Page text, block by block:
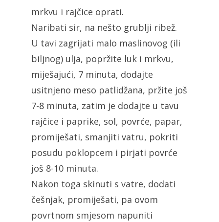
mrkvu i rajčice oprati.
Naribati sir, na nešto grublji ribež.
U tavi zagrijati malo maslinovog (ili
biljnog) ulja, popržite luk i mrkvu,
miješajući, 7 minuta, dodajte
usitnjeno meso patlidžana, pržite još
7-8 minuta, zatim je dodajte u tavu
rajčice i paprike, sol, povrće, papar,
promiješati, smanjiti vatru, pokriti
posudu poklopcem i pirjati povrće
još 8-10 minuta.
Nakon toga skinuti s vatre, dodati
češnjak, promiješati, pa ovom
povrtnom smjesom napuniti